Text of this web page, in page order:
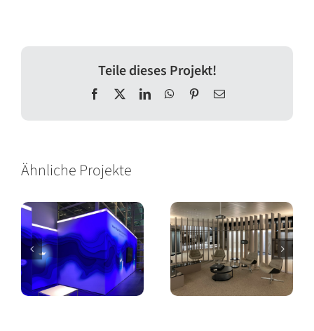
Teile dieses Projekt!
Facebook LinkedInWhatsApp
Pinterest
E-
Ähnliche Projekte
Messestand
Laufbahnberatung
Showroom